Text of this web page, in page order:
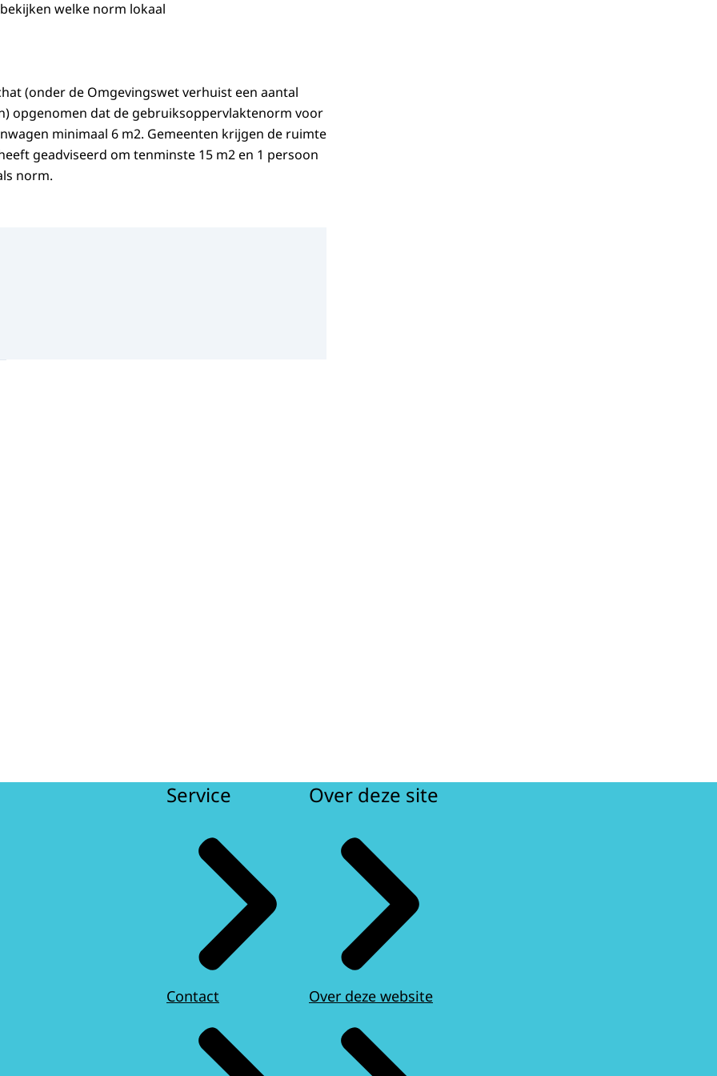
welke norm lokaal
(onder de Omgevingswet verhuist een aantal
opgenomen dat de gebruiksoppervlaktenorm voor
minimaal 6 m2. Gemeenten krijgen de ruimte
geadviseerd om tenminste 15 m2 en 1 persoon
norm.
opgesteld om gemeenten op weg te
Deze handreiking omvat onder meer
kunnen gemeenten de
Service
Contact
Over deze site
Over deze website